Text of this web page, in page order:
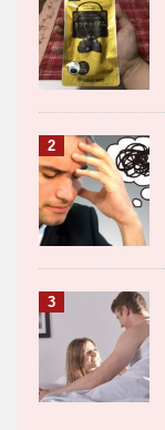
2
3